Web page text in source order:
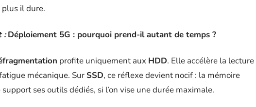
plus il dure.
: Déploiement 5G : pourquoi prend-il autant de temps ?
profite uniquement aux HDD. Elle accélère la lecture
mécanique. Sur SSD, ce réflexe devient nocif : la mémoire
support ses outils dédiés, si l’on vise une durée maximale.